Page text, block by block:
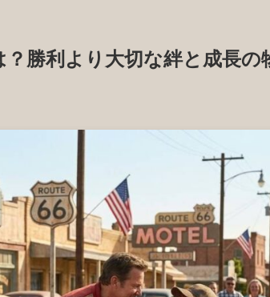
勝利より大切な絆と成長の